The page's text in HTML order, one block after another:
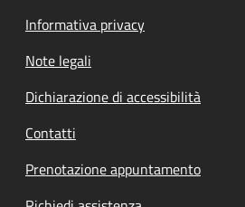
Informativa privacy
Note legali
Dichiarazione di accessibilità
Contatti
Prenotazione appuntamento